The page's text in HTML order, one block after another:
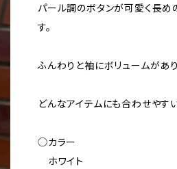
パール調のボタンが可愛く長め
す。
ふんわりと袖にボリュームがあ
どんなアイテムにも合わせやす
◯カラー
ホワイト